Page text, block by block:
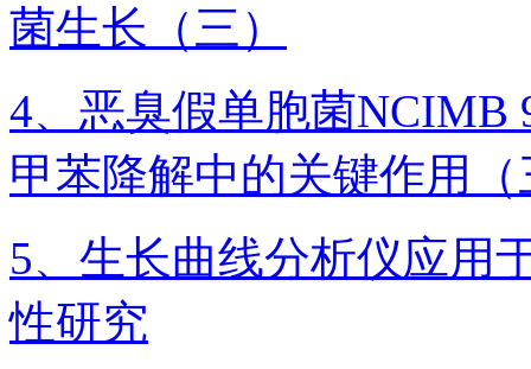
菌生长（三）
4、恶臭假单胞菌NCIMB
甲苯降解中的关键作用（
5、生长曲线分析仪应用
性研究